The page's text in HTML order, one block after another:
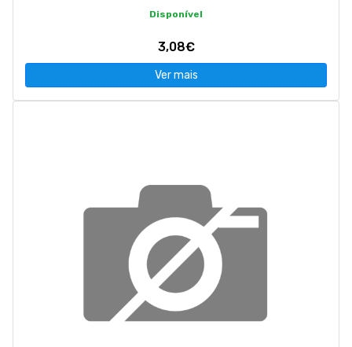
Disponível
3,08€
Ver mais